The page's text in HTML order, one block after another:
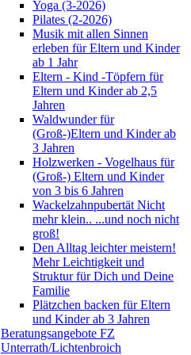
Yoga (3-2026)
Pilates (2-2026)
Musik mit allen Sinnen
erleben für Eltern und Kinder
ab 1 Jahr
Eltern - Kind -Töpfern für
Eltern und Kinder ab 2,5
Jahren
Waldwunder für
(Groß-)Eltern und Kinder ab
3 Jahren
Holzwerken - Vogelhaus für
(Groß-) Eltern und Kinder
von 3 bis 6 Jahren
Wackelzahnpubertät Nicht
mehr klein.. ...und noch nicht
groß!
Den Alltag leichter meistern!
Mehr Leichtigkeit und
Struktur für Dich und Deine
Familie
Plätzchen backen für Eltern
und Kinder ab 3 Jahren
Beratungsangebote FZ
Unterrath/Lichtenbroich